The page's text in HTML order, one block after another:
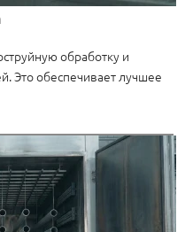
обработку и
Это обеспечивает лучшее